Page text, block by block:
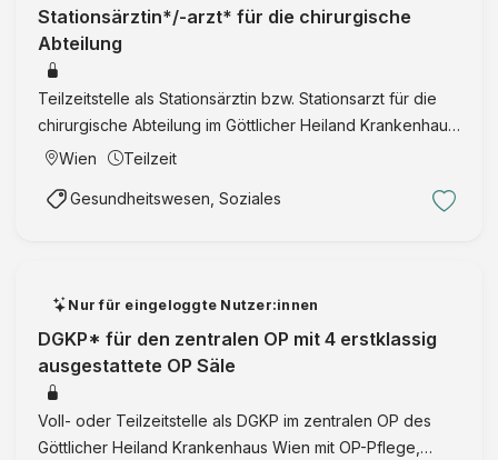
Stationsärztin*/-arzt* für die chirurgische
Abteilung
Teilzeitstelle als Stationsärztin bzw. Stationsarzt für die
chirurgische Abteilung im Göttlicher Heiland Krankenhaus
Wien mit Fokus auf Stationsführung, Allgemeinmedizin,
Wien Teilzeit
Gesundheitswesen, Soziales
Nur für eingeloggte Nutzer:innen
DGKP* für den zentralen OP mit 4 erstklassig
ausgestattete OP Säle
Voll- oder Teilzeitstelle als DGKP im zentralen OP des
Göttlicher Heiland Krankenhaus Wien mit OP-Pflege,